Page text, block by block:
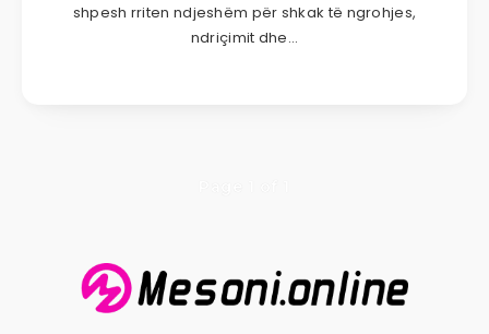
shpesh rriten ndjeshëm për shkak të ngrohjes,
ndriçimit dhe…